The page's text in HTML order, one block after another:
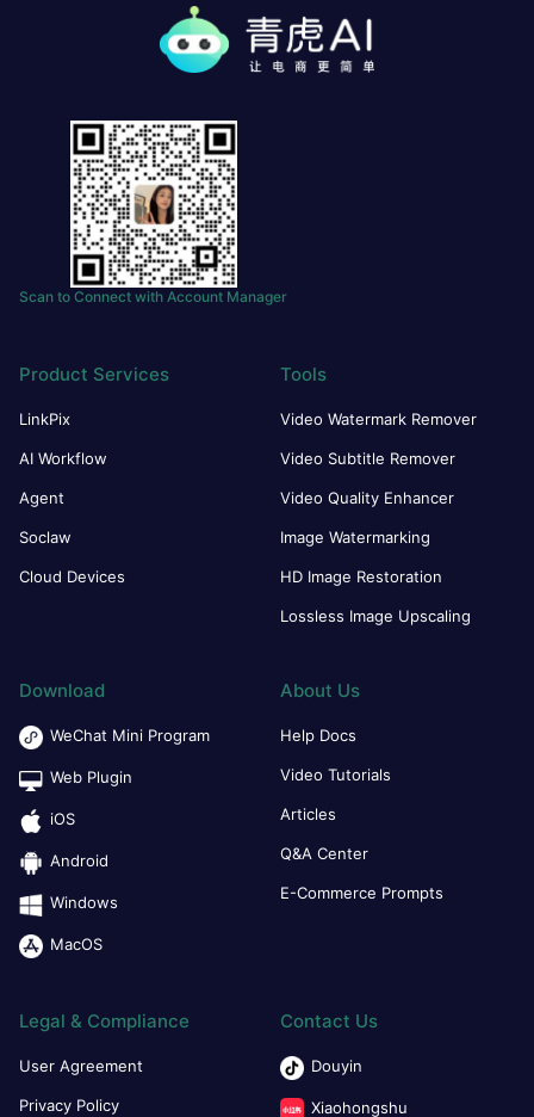
Scan to Connect with Account Manager
Product Services
LinkPix
AI Workflow
Agent
Soclaw
Cloud Devices
Tools
Video Watermark Remover
Video Subtitle Remover
Video Quality Enhancer
Image Watermarking
HD Image Restoration
Lossless Image Upscaling
Download
WeChat Mini Program
Web Plugin
iOS
Android
Windows
MacOS
About Us
Help Docs
Video Tutorials
Articles
Q&A Center
E-Commerce Prompts
Legal & Compliance
User Agreement
Privacy Policy
Contact Us
Douyin
Xiaohongshu